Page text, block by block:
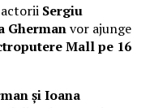
Sergiu
Ghermanvor ajunge
Mall pe 16
și Ioana